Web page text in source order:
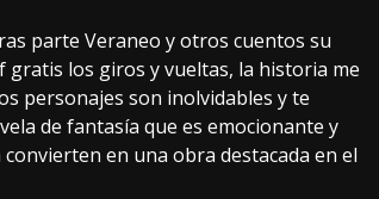
parte Veraneo y otros cuentos su
los giros y vueltas, la historia me
personajes son inolvidables y te
de fantasía que es emocionante y
en una obra destacada en el